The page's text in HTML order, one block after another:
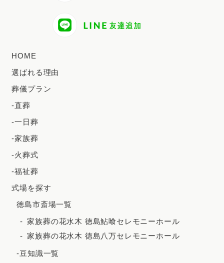
2024年2月
2023年12月
2023年11月
2023年10月
2023年9月
2023年8月
2023年7月
HOME
選ばれる理由
葬儀プラン
-直葬
-一日葬
-家族葬
-火葬式
-福祉葬
式場を探す
徳島市斎場一覧
家族葬の花水木 徳島鮎喰セレモニーホール
家族葬の花水木 徳島八万セレモニーホール
-豆知識一覧